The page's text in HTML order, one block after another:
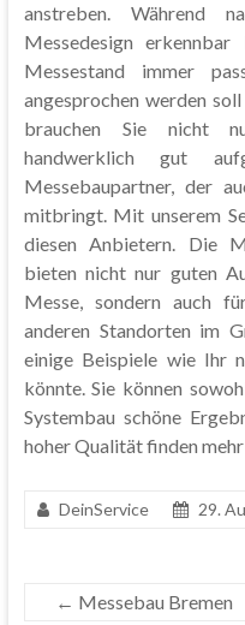
anstreben. Während
Messedesign
Messestand immer
angesprochen werden
brauchen Sie nicht
handwerklich gut
Messebaupartner, der
mitbringt. Mit unserem
diesen Anbietern. Die
bieten nicht nur guten
Messe, sondern auch
anderen Standorten im
einige Beispiele wie Ihr
könnte. Sie können
Systembau schöne
hoher Qualität finden
DeinService 29.
← Messebau Bremen